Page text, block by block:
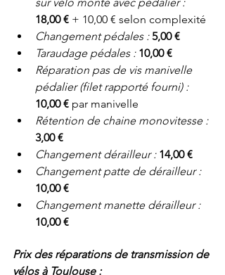
sur vélo monté avec pédalier :
18,00 € + 10,00 € selon complexité
Changement pédales : 5,00 €
Taraudage pédales : 10,00 €
Réparation pas de vis manivelle
pédalier (filet rapporté fourni) :
10,00 € par manivelle
Rétention de chaine monovitesse :
3,00 €
Changement dérailleur : 14,00 €
Changement patte de dérailleur :
10,00 €
Changement manette dérailleur :
10,00 €
Prix des réparations de transmission de
vélos à Toulouse :